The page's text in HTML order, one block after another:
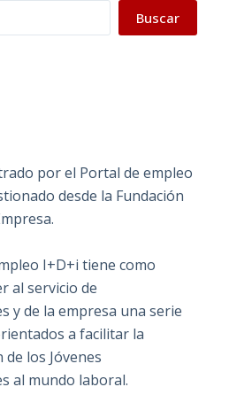
Buscar
por el Portal de empleo
desde la Fundación
I+D+i tiene como
al servicio de
y de la empresa una serie
a facilitar la
los Jóvenes
al mundo laboral.